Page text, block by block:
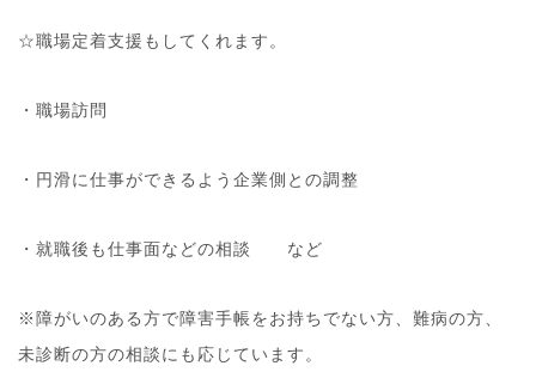
☆職場定着支援もしてくれます。
・職場訪問
・円滑に仕事ができるよう企業側との調整
・就職後も仕事面などの相談 など
※障がいのある方で障害手帳をお持ちでない方、難病の方、
未診断の方の相談にも応じています。